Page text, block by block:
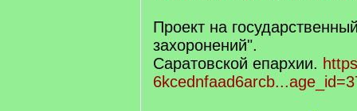
Проект на
захоронений".
Саратовской епархии.